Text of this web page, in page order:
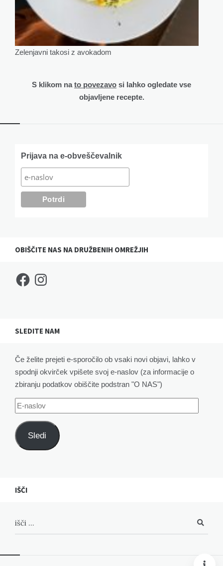
Zelenjavni takosi z avokadom
S klikom nato povezavo si lahko ogledate vse
objavljene recepte.
WidgetsPrijava na e-obveščevalnik
OBIŠČITE NAS NA DRUŽBENIH OMREŽJIH
FacebookInstagram
SLEDITE NAM
Če želite prejeti e-sporočilo ob vsaki novi objavi, lahko v
spodnji okvirček vpišete svoj e-naslov (za informacije o
zbiranju podatkov obiščite podstran "O NAS")
E-
naslov
Sledi
IŠČI